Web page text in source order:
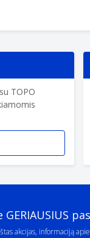
TOPO
GERIAUSIUS
akcijas, informaciją